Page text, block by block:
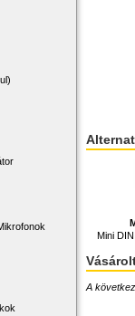
Mini
A